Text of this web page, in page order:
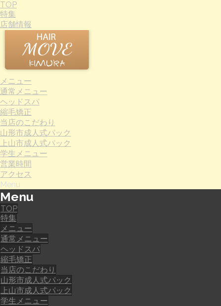
TOP
特集
店舗情報
メニュー
通常メニュー
ヘッドスパ
縮毛矯正
当店のこだわり
山形市成人式パック
上山市成人式パック
学生メニュー
営業時間
アクセス
Menu
Menu
TOP
特集
メニュー
通常メニュー
ヘッドスパ
縮毛矯正
当店のこだわり
山形市成人式パック
上山市成人式パック
学生メニュー